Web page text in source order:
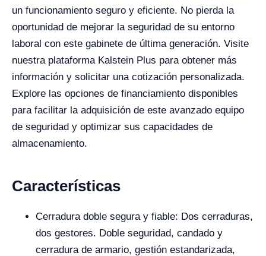
un funcionamiento seguro y eficiente. No pierda la
oportunidad de mejorar la seguridad de su entorno
laboral con este gabinete de última generación. Visite
nuestra plataforma Kalstein Plus para obtener más
información y solicitar una cotización personalizada.
Explore las opciones de financiamiento disponibles
para facilitar la adquisición de este avanzado equipo
de seguridad y optimizar sus capacidades de
almacenamiento.
Características
Cerradura doble segura y fiable: Dos cerraduras,
dos gestores. Doble seguridad, candado y
cerradura de armario, gestión estandarizada,